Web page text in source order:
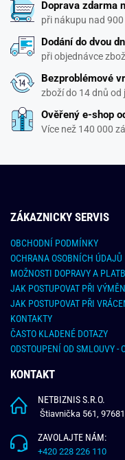
Doprava zdarma
při nákupu nad 900
Dodání do dvou
při objednávce
Bezproblémové
zboží do 14 dnů od
Ověřený e-shop
Více než 140 000
ZÁKAZNICKY SERVIS
OBCHODNÍ PODMÍNKY
OCHRANA OSOBNÍCH ÚDAJŮ
MOŽNOSTI DOPRAVY A
JAK POSTUPOVAT PŘI
JAK POSTUPOVAT PŘI
KONTAKTY
ČASTO KLADENÉ DOTAZY
ODSTOUPENÍ OD SMLOUVY -
KONTAKT
NETBIZNIS S.R.O.
Štiavnička 561,
ZAVOLAJTE NÁM:
+420 228 226 110